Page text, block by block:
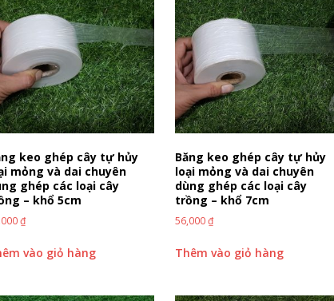
keo ghép cây tự hủy
mỏng và dai chuyên
ghép các loại cây
– khổ 5cm
₫
vào giỏ hàng
Băng keo ghép cây tự hủy
loại mỏng và dai chuyên
dùng ghép các loại cây
trồng – khổ 7cm
56,000₫
Thêm vào giỏ hàng